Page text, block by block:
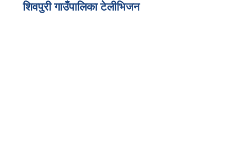
शिवपुरी गाउँपालिका टेलीभिजन